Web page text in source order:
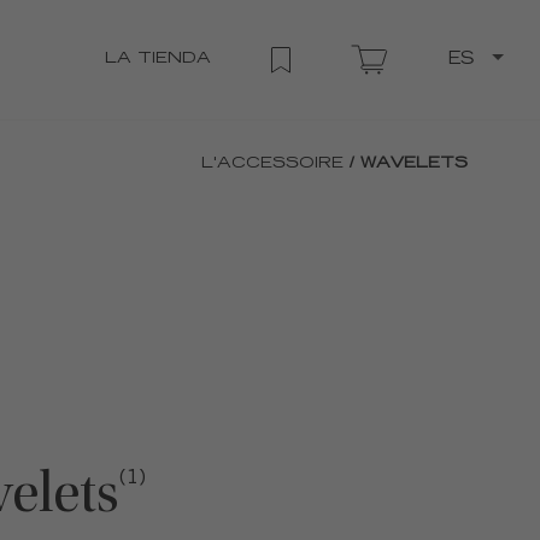
LA TIENDA ES
L'ACCESSOIRE / WAVELETS
(1)